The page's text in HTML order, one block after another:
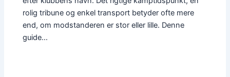
rolig tribune og enkel transport betyder ofte mere
end, om modstanderen er stor eller lille. Denne
guide…